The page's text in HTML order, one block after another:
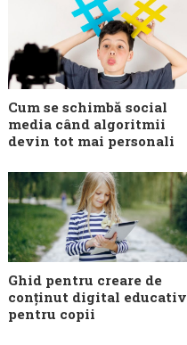
Cum se schimbă social
media când algoritmii
devin tot mai personali
Ghid pentru creare de
conținut digital educativ
pentru copii